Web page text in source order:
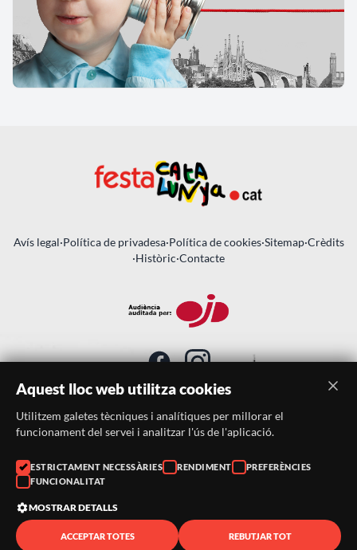
Avís legal·Política de privadesa·Política de cookies·Sitemap·Crèdits
·Històric·Contacte
SUBSCRIU-TE AL BUTLLETÍ
Telèfon:
938046359
Correu:
© 2026 ·FestaCatalunya
— Tots els drets reservats · Web
Aquest lloc web utilitza cookies
Utilitzem galetes tècniques i analítiques per millorar el
funcionament del servei i analitzar l'ús de l'aplicació.
ESTRICTAMENT NECESSÀRIES RENDIMENT
PREFERÈNCIES
FUNCIONALITAT
MOSTRAR DETALLS
ACCEPTAR TOTES REBUTJAR TOT